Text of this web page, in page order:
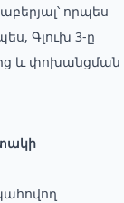
որպես
Գլուխ 3-ը
և փոխանցման